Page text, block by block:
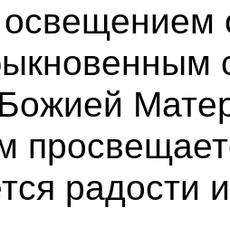
радости